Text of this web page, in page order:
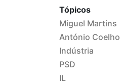
Tópicos
Miguel Martins
António Coelho
Indústria
PSD
IL